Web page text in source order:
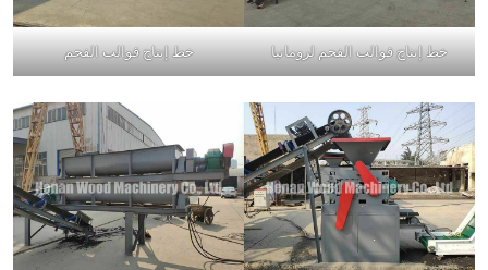
خط إنتاج قوالب الفحم لرومانيا خط إنتاج قوالب الفحم